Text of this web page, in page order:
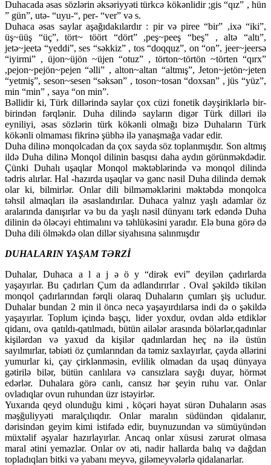
Duhacada əsas sözlərin əksəriyyəti türkcə kökənlidir ;gis “qız” , hün
” gün”, utə- “uyu-“, per- “ver” və s.
Duhaca əsas saylar aşağıdakılardır : pir və piree “bir” ,ixə “iki”,
üş~üüş “üç”, tört~ töört “dört” ,peş~peeş “beş” , altə “altı”,
jetə~jeetə “yeddi”, ses “səkkiz” , tos “doqquz”, on “on”, jeer~jeersə
“iyirmi” , üjon~üjön ~üjen “otuz” , törton~törtön ~törten “qırx”
,pejon~pejön~pejen “əlli” , alton~altan “altmış”, Jeton~jetön~jeten
“yetmiş”, seson~sesen “səksən” , toson~tosan “doxsan” , jüs “yüz”,
min “min” , saya “on min”.
Bəllidir ki, Türk dillərində saylar çox cüzi fonetik dəyşiriklərlə bir-
birindən fərqlənir. Duha dilində sayların digər Türk dilləri ilə
eyniliyi, əsas sözlərin türk kökənli olmağı bizə Duhaların Türk
kökənli olmaması fikrinə şübhə ilə yanaşmağa vadar edir.
Duha dilinə monqolcadan da çox sayda söz toplanmışdır. Son altmış
ildə Duha dilinə Monqol dilinin basqısı daha aydın görünməkdədir.
Çünki Duhalı uşaqlar Monqol məktəblərində və monqol dilində
tədris alırlar. Hal -hazırda uşaqlar və gənc nəsil Duha dilində demək
olar ki, bilmirlər. Onlar dili bilməməklərini məktəbdə monqolca
təhsil almaqları ilə əsaslandırılar. Duhaca yalnız yaşlı adamlar öz
aralarında danışırlar və bu da yaşlı nəsil dünyanı tərk edəndə Duha
dilinin də öləcəyi ehtimalını və təhlükəsini yaradır. Elə buna görə də
Duha dili ölməkdə olan dillər siyahısına salınmışdır
DUHALARIN YAŞAM TƏRZİ
Duhalar, Duhaca a l a j ə ö y “dirək evi” deyilən çadırlarda
yaşayırlar. Bu çadırları Çum da adlandırırlar . Oval şəkildə tikilən
monqol çadırlarından fərqli olaraq Duhaların çumları şiş ucludur.
Duhalar bundan 2 min il öncə necə yaşayırdılarsa indi də o şəkildə
yaşayırlar. Toplum içində başçı, lider yoxdur, ovdan əldə etdiklər
qidanı, ova qatıldı-qatılmadı, bütün ailələr arasında bölərlər,qadınlar
kişilərdən və yaxud da kişilər qadınlardan heç nə ilə üstün
sayılmırlar, təbiəti öz çumlarından da təmiz saxlayırlar, çayda əllərini
yumurlar ki, çay çirklənməsin, evlilik olmadan da uşaq dünyaya
gətirilə bilər, bütün canlılara və cansızlara sayğı duyar, hörmət
edərlər. Duhalara görə canlı, cansız hər şeyin ruhu var. Onlar
ovladıqlar ovun ruhundan üzr istəyirlər.
Yuxarıda qeyd olunduğu kimi , köçəri həyat sürən Duhaların əsas
məşğuliyyəti maralçılıqdır. Onlar maralın südündən qidalanır,
dərisindən geyim kimi istifadə edir, buynuzundan və sümüyündən
müxtəlif əşyalar hazırlayırlar. Ancaq onlar xüsusi zərurət olmasa
maral ətini yeməzlər. Onlar ov əti, nadir hallarda balıq və dağdan
topladıqları bitki və yabanı meyvə, giləmeyvələrlə qidalanarlar.